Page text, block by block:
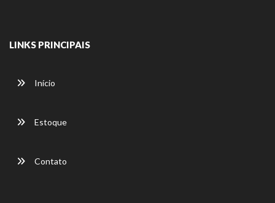
LINKS PRINCIPAIS
Início
Estoque
Contato